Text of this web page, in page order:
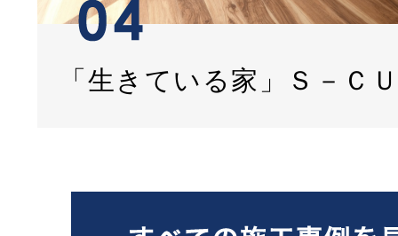
「生きている家」Ｓ－Ｃ